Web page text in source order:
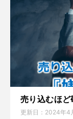
売り込むほど
更新日： 2024年4